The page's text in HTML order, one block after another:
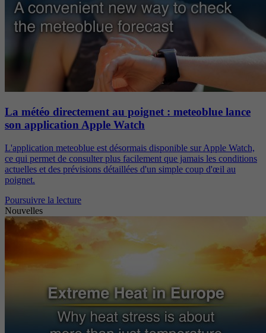
La météo directement au poignet : meteoblue lance
son application Apple Watch
L'application meteoblue est désormais disponible sur Apple Watch,
ce qui permet de consulter plus facilement que jamais les conditions
actuelles et des prévisions détaillées d'un simple coup d'œil au
poignet.
Poursuivre la lecture
Nouvelles